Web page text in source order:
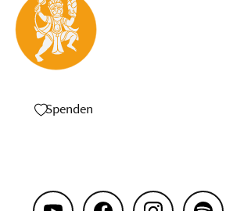
Spenden